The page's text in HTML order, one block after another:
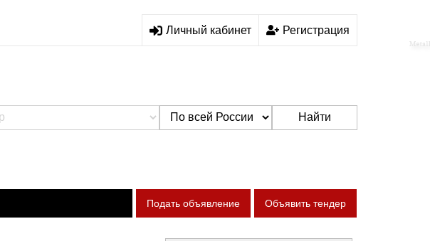
Личный кабинет Регистрация
Найти
Подать объявление Объявить тендер